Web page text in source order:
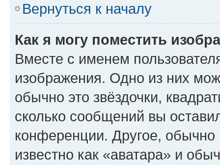
Вернуться к началу
Как я могу поместить
Вместе с именем
изображения. Одно из них
обычно это звёздочки,
сколько сообщений вы
конференции. Другое,
известно как «аватара» и